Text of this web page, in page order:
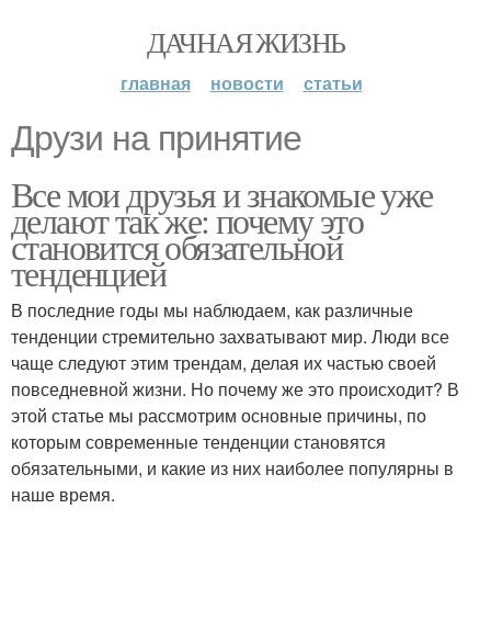
ДАЧНАЯ ЖИЗНЬ
главная новости статьи
Друзи на принятие
Все мои друзья и знакомые уже
делают так же: почему это
становится обязательной
тенденцией
В последние годы мы наблюдаем, как различные
тенденции стремительно захватывают мир. Люди все
чаще следуют этим трендам, делая их частью своей
повседневной жизни. Но почему же это происходит? В
этой статье мы рассмотрим основные причины, по
которым современные тенденции становятся
обязательными, и какие из них наиболее популярны в
наше время.